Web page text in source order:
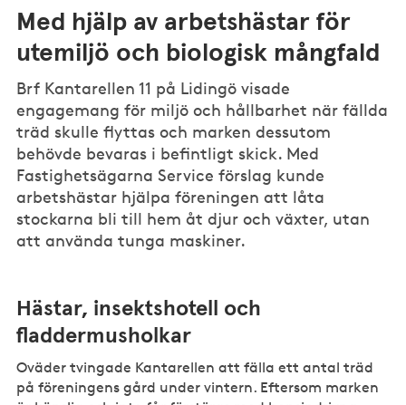
Med hjälp av arbetshästar för
utemiljö och biologisk mångfald
Brf Kantarellen 11 på Lidingö visade
engagemang för miljö och hållbarhet när fällda
träd skulle flyttas och marken dessutom
behövde bevaras i befintligt skick. Med
Fastighetsägarna Service förslag kunde
arbetshästar hjälpa föreningen att låta
stockarna bli till hem åt djur och växter, utan
att använda tunga maskiner.
Hästar, insektshotell och
fladdermusholkar
Oväder tvingade Kantarellen att fälla ett antal träd
på föreningens gård under vintern. Eftersom marken